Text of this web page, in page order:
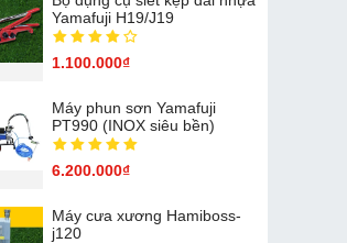
Yamafuji H19/J19
1.100.000₫
Máy phun sơn Yamafuji
PT990 (INOX siêu bền)
6.200.000₫
Máy cưa xương Hamiboss-
j120